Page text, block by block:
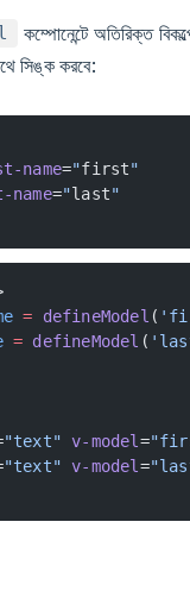
কম্পোনেন্টে অতিরিক্ত
সিঙ্ক করবে:
name="first"
="last"
= defineModel (
= defineModel (
"text" v-model =
"text" v-model =